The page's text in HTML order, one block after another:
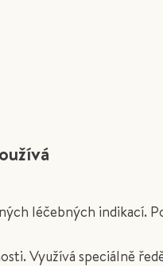
léčebných indikací.
Využívá speciálně